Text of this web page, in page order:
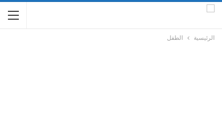
الرئيسية الطفل